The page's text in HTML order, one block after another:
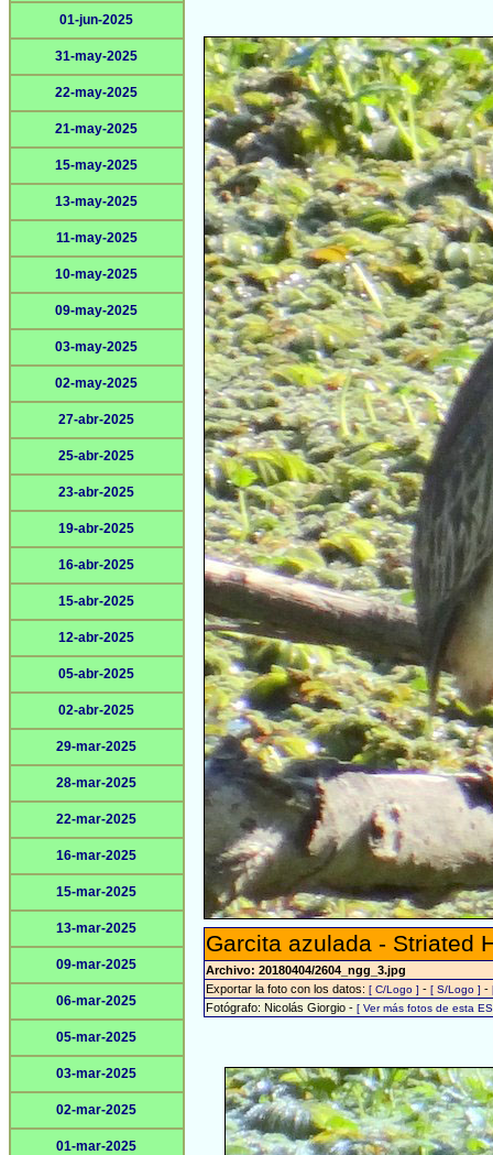
01-jun-2025
31-may-2025
22-may-2025
21-may-2025
15-may-2025
13-may-2025
11-may-2025
10-may-2025
09-may-2025
03-may-2025
02-may-2025
27-abr-2025
25-abr-2025
23-abr-2025
19-abr-2025
16-abr-2025
15-abr-2025
12-abr-2025
05-abr-2025
02-abr-2025
29-mar-2025
28-mar-2025
22-mar-2025
16-mar-2025
15-mar-2025
13-mar-2025
09-mar-2025
06-mar-2025
05-mar-2025
03-mar-2025
02-mar-2025
01-mar-2025
Garcita azulada - Striated
Archivo: 20180404/2604_ngg_3.jpg
Exportar la foto con los datos:[ C/Logo ] -[ S/Logo ] -
Fotógrafo: Nicolás Giorgio -[ Ver más fotos de esta